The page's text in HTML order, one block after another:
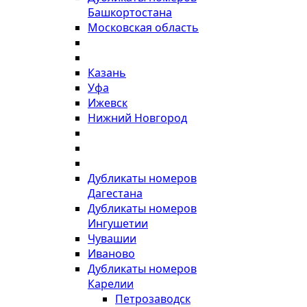
Башкортостана
Московская область
Казань
Уфа
Ижевск
Нижний Новгород
Дубликаты номеров
Дагестана
Дубликаты номеров
Ингушетии
Чувашии
Иваново
Дубликаты номеров
Карелии
Петрозаводск